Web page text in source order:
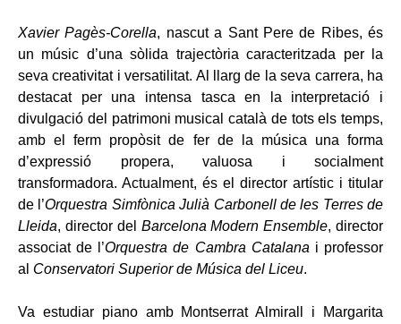
Xavier Pagès-Corella, nascut a Sant Pere de Ribes, és
un músic d’una sòlida trajectòria caracteritzada per la
seva creativitat i versatilitat. Al llarg de la seva carrera, ha
destacat per una intensa tasca en la interpretació i
divulgació del patrimoni musical català de tots els temps,
amb el ferm propòsit de fer de la música una forma
d’expressió propera, valuosa i socialment
transformadora. Actualment, és el director artístic i titular
de l’Orquestra Simfònica Julià Carbonell de les Terres de
Lleida, director del Barcelona Modern Ensemble, director
associat de l’Orquestra de Cambra Catalana i professor
al Conservatori Superior de Música del Liceu.
Va estudiar piano amb Montserrat Almirall i Margarita